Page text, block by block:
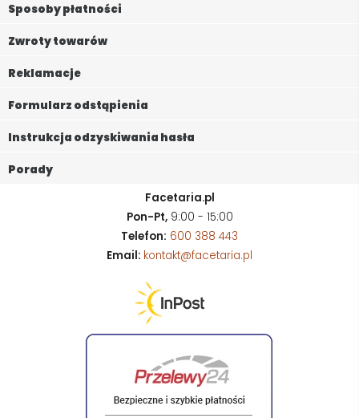
Sposoby płatności
Zwroty towarów
Reklamacje
Formularz odstąpienia
Instrukcja odzyskiwania hasła
Porady
Facetaria.pl
Pon-Pt,9:00 - 15:00
Telefon: 600 388 443
Email: kontakt@facetaria.pl